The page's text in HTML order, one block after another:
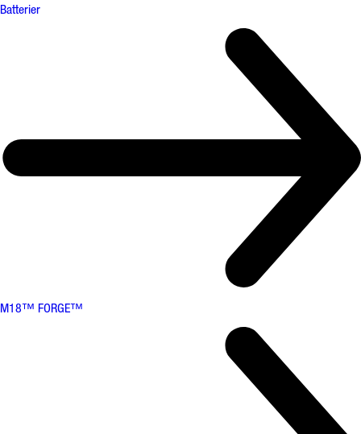
Batterier
M18™ FORGE™